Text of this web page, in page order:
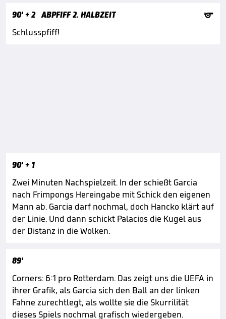
90'+ 2 ABPFIFF 2. HALBZEIT

Schlusspfiff!
90'+ 1
Zwei Minuten Nachspielzeit. In der schießt Garcia
nach Frimpongs Hereingabe mit Schick den eigenen
Mann ab. Garcia darf nochmal, doch Hancko klärt auf
der Linie. Und dann schickt Palacios die Kugel aus
der Distanz in die Wolken.
89'
Corners: 6:1 pro Rotterdam. Das zeigt uns die UEFA in
ihrer Grafik, als Garcia sich den Ball an der linken
Fahne zurechtlegt, als wollte sie die Skurrilität
dieses Spiels nochmal grafisch wiedergeben.